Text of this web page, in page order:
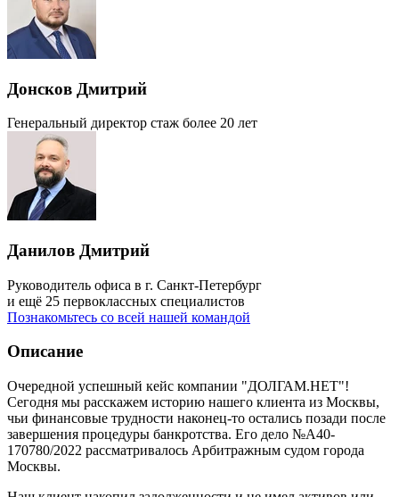
Донсков Дмитрий
Генеральный директор стаж более 20 лет
Данилов Дмитрий
Руководитель офиса в г. Санкт-Петербург
и ещё 25 первоклассных специалистов
Познакомьтесь со всей нашей командой
Описание
Очередной успешный кейс компании "ДОЛГАМ.НЕТ"!
Сегодня мы расскажем историю нашего клиента из Москвы,
чьи финансовые трудности наконец-то остались позади после
завершения процедуры банкротства. Его дело №А40-
170780/2022 рассматривалось Арбитражным судом города
Москвы.